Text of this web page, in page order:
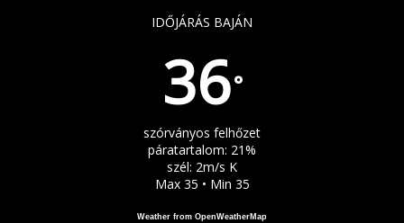
IDŐJÁRÁS BAJÁN
36°
szórványos felhőzet
páratartalom: 21%
szél: 2m/s K
Max 35 • Min 35
Weather from OpenWeatherMap